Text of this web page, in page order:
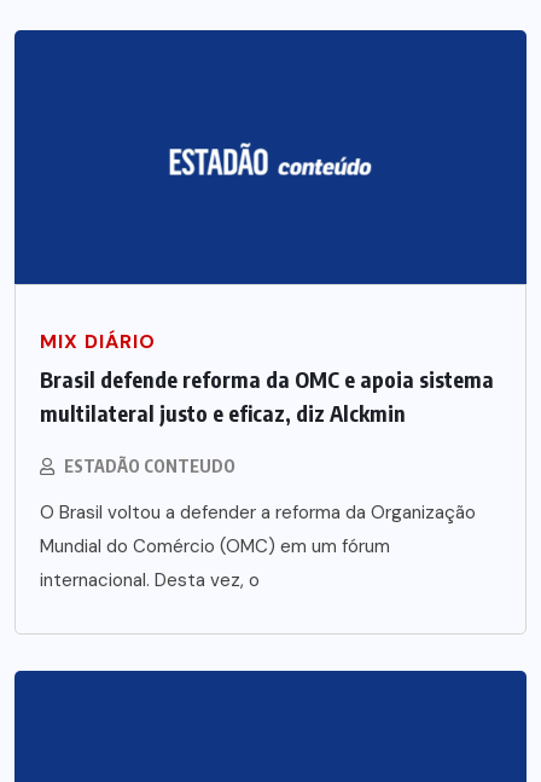
MIX DIÁRIO
Brasil defende reforma da OMC e apoia sistema
multilateral justo e eficaz, diz Alckmin
ESTADÃO CONTEUDO
O Brasil voltou a defender a reforma da Organização
Mundial do Comércio (OMC) em um fórum
internacional. Desta vez, o